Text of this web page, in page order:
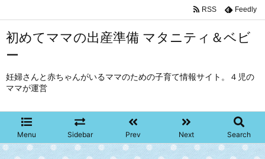
初めてママの出産準備 マタニティ＆ベビ
ー
妊婦さんと赤ちゃんがいるママのための子育て情報サイト。４児の
ママが運営
Menu Sidebar Prev Next Search
RSS Feedly